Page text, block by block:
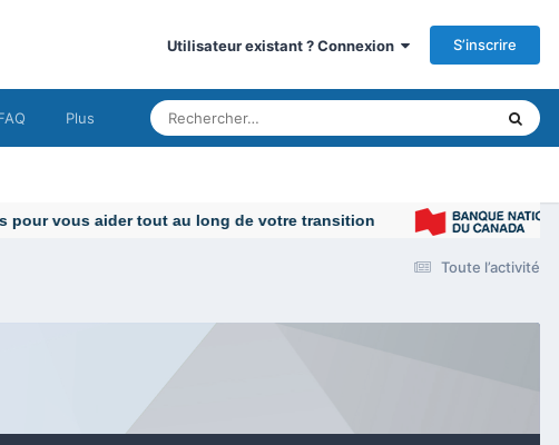
Utilisateur existant ? Connexion S’inscrire
Plus
Toute l’activité